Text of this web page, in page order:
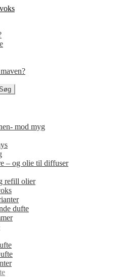
mod myg
– og olie til diffuser
refill olier
dufte